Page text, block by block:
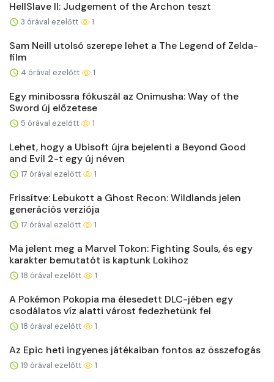
HellSlave II: Judgement of the Archon teszt
3 órával ezelőtt 1
Sam Neill utolsó szerepe lehet a The Legend of Zelda-
film
4 órával ezelőtt 1
Egy minibossra fókuszál az Onimusha: Way of the
Sword új előzetese
5 órával ezelőtt 1
Lehet, hogy a Ubisoft újra bejelenti a Beyond Good
and Evil 2-t egy új néven
17 órával ezelőtt 1
Frissítve: Lebukott a Ghost Recon: Wildlands jelen
generációs verziója
17 órával ezelőtt 1
Ma jelent meg a Marvel Tokon: Fighting Souls, és egy
karakter bemutatót is kaptunk Lokihoz
18 órával ezelőtt 1
A Pokémon Pokopia ma élesedett DLC-jében egy
csodálatos víz alatti várost fedezhetünk fel
18 órával ezelőtt 1
Az Epic heti ingyenes játékaiban fontos az összefogás
19 órával ezelőtt 1